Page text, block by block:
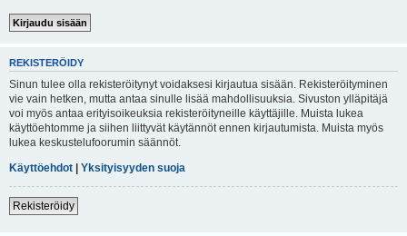
REKISTERÖIDY
Sinun tulee olla rekisteröitynyt voidaksesi kirjautua sisään. Rekisteröityminen
vie vain hetken, mutta antaa sinulle lisää mahdollisuuksia. Sivuston ylläpitäjä
voi myös antaa erityisoikeuksia rekisteröityneille käyttäjille. Muista lukea
käyttöehtomme ja siihen liittyvät käytännöt ennen kirjautumista. Muista myös
lukea keskustelufoorumin säännöt.
Käyttöehdot | Yksityisyyden suoja
Rekisteröidy